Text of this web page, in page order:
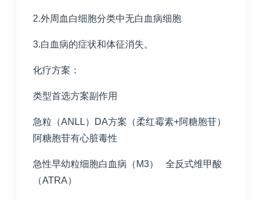
2.外周血白细胞分类中无白血病细胞
3.白血病的症状和体征消失。
化疗方案：
类型首选方案副作用
急粒（ANLL）DA方案（柔红霉素+阿糖胞苷）
阿糖胞苷有心脏毒性
急性早幼粒细胞白血病（M3） 全反式维甲酸
（ATRA）